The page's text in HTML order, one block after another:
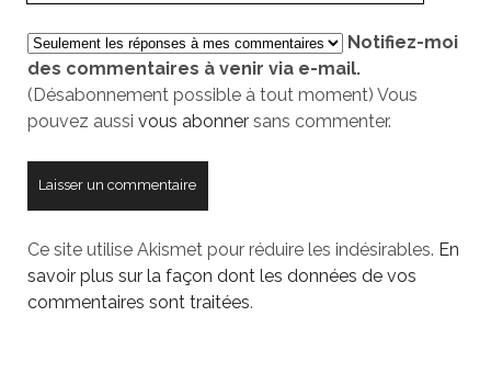
votre
site
Notifiez-moi
des commentaires à venir via e-mail.
(Désabonnement possible à tout moment) Vous
pouvez aussi vous abonnersans commenter.
Ce site utilise Akismet pour réduire les indésirables. En
savoir plus sur la façon dont les données de vos
commentaires sont traitées.